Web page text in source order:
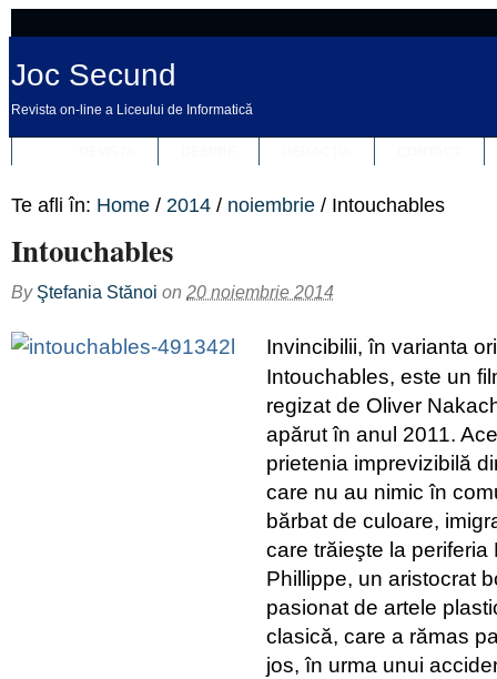
Joc Secund
Revista on-line a Liceului de Informatică
Te afli în: Home / 2014 / noiembrie / Intouchables
Intouchables
By Ştefania Stănoi on 20 noiembrie 2014
Invincibilii, în varianta
Intouchables, este un
regizat de Oliver
apărut în anul 2011.
prietenia imprevizibilă
care nu au nimic în
bărbat de culoare,
care trăieşte la periferia
Phillippe, un aristocrat
pasionat de artele
clasică, care a rămas
jos, în urma unui